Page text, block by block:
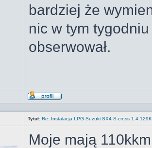
bardziej że
nic w tym
obserwował.
Wyświetl
Tytuł: Re: Instalacja LPG Suzuki SX4 S-cross 1.4
Moje mają